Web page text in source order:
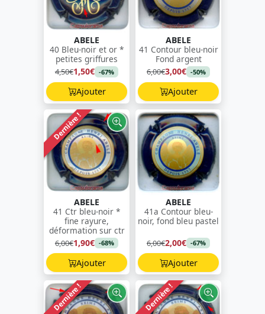
ABELE
40 Bleu-noir et or *
petites griffures
4,50€1,50€ -67%
Ajouter
ABELE
41 Contour bleu-noir
Fond argent
6,00€3,00€ -50%
Ajouter
Dernière !
ABELE
41 Ctr bleu-noir *
fine rayure,
déformation sur ctr
6,00€1,90€ -68%
Ajouter
ABELE
41a Contour bleu-
noir, fond bleu pastel
6,00€2,00€ -67%
Ajouter
Dernière ! Dernière !